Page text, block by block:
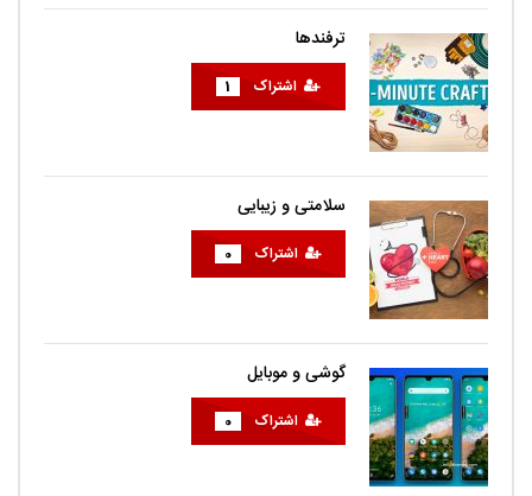
ترفندها
اشتراک 1
سلامتی و زیبایی
اشتراک 0
گوشی و موبایل
اشتراک 0